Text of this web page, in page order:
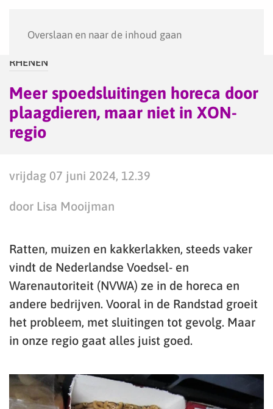
Overslaan en naar de inhoud gaan
RHENEN
Meer spoedsluitingen horeca door
plaagdieren, maar niet in XON-
regio
vrijdag 07 juni 2024, 12.39
door Lisa Mooijman
Ratten, muizen en kakkerlakken, steeds vaker
vindt de Nederlandse Voedsel- en
Warenautoriteit (NVWA) ze in de horeca en
andere bedrijven. Vooral in de Randstad groeit
het probleem, met sluitingen tot gevolg. Maar
in onze regio gaat alles juist goed.